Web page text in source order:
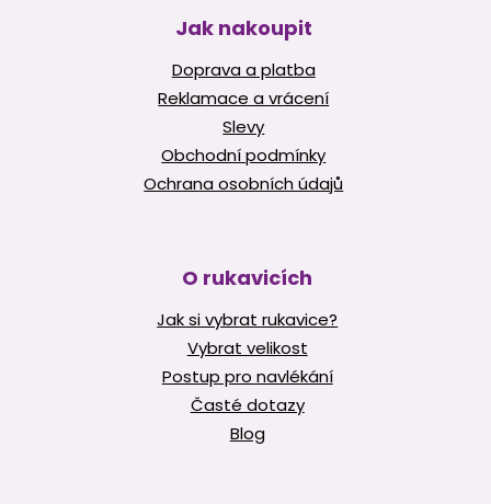
Jak nakoupit
Doprava a platba
Reklamace a vrácení
Slevy
Obchodní podmínky
Ochrana osobních údajů
O rukavicích
Jak si vybrat rukavice?
Vybrat velikost
Postup pro navlékání
Časté dotazy
Blog